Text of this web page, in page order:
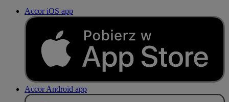
Accor iOS app
Accor Android app